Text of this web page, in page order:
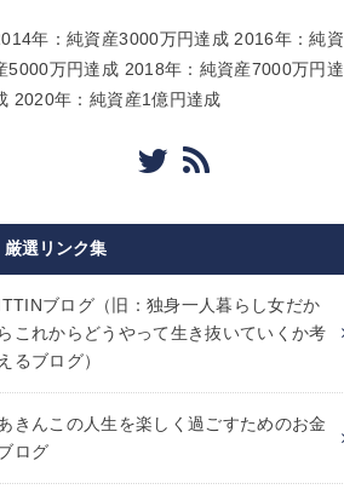
年：純資産3000万円達成 2016年：純資
5000万円達成 2018年：純資産7000万円達
2020年：純資産1億円達成
厳選リンク集
ブログ（旧：独身一人暮らし女だか
らこれからどうやって生き抜いていくか考
えるブログ）
きんこの人生を楽しく過ごすためのお金
ログ